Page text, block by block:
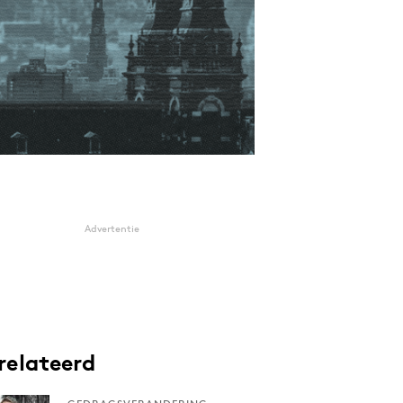
Advertentie